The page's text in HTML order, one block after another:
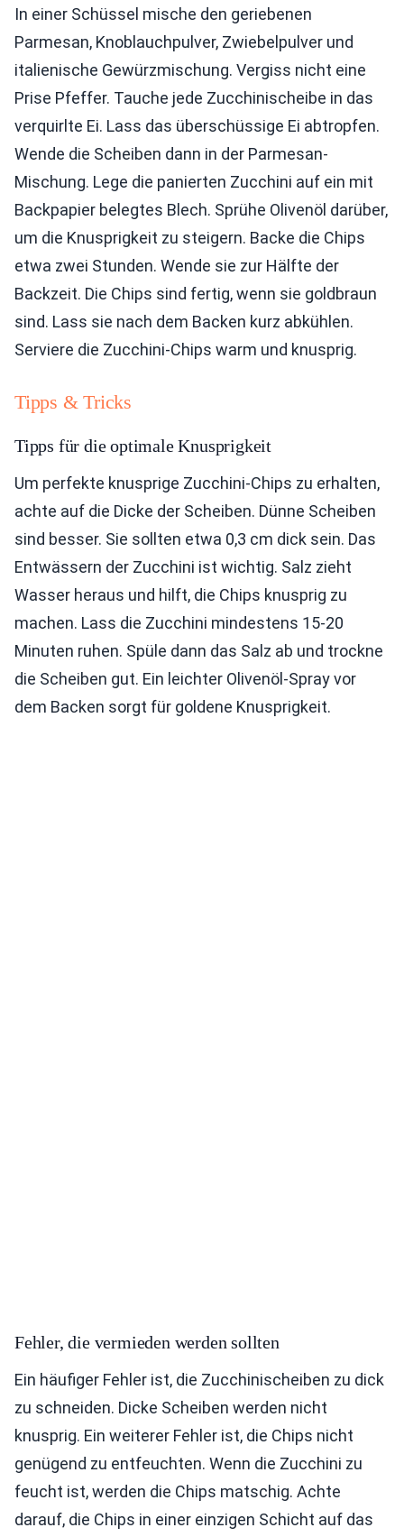
In einer Schüssel mische den geriebenen
Parmesan, Knoblauchpulver, Zwiebelpulver und
italienische Gewürzmischung. Vergiss nicht eine
Prise Pfeffer. Tauche jede Zucchinischeibe in das
verquirlte Ei. Lass das überschüssige Ei abtropfen.
Wende die Scheiben dann in der Parmesan-
Mischung. Lege die panierten Zucchini auf ein mit
Backpapier belegtes Blech. Sprühe Olivenöl darüber,
um die Knusprigkeit zu steigern. Backe die Chips
etwa zwei Stunden. Wende sie zur Hälfte der
Backzeit. Die Chips sind fertig, wenn sie goldbraun
sind. Lass sie nach dem Backen kurz abkühlen.
Serviere die Zucchini-Chips warm und knusprig.
Tipps & Tricks
Tipps für die optimale Knusprigkeit
Um perfekte knusprige Zucchini-Chips zu erhalten,
achte auf die Dicke der Scheiben. Dünne Scheiben
sind besser. Sie sollten etwa 0,3 cm dick sein. Das
Entwässern der Zucchini ist wichtig. Salz zieht
Wasser heraus und hilft, die Chips knusprig zu
machen. Lass die Zucchini mindestens 15-20
Minuten ruhen. Spüle dann das Salz ab und trockne
die Scheiben gut. Ein leichter Olivenöl-Spray vor
dem Backen sorgt für goldene Knusprigkeit.
Fehler, die vermieden werden sollten
Ein häufiger Fehler ist, die Zucchinischeiben zu dick
zu schneiden. Dicke Scheiben werden nicht
knusprig. Ein weiterer Fehler ist, die Chips nicht
genügend zu entfeuchten. Wenn die Zucchini zu
feucht ist, werden die Chips matschig. Achte
darauf, die Chips in einer einzigen Schicht auf das